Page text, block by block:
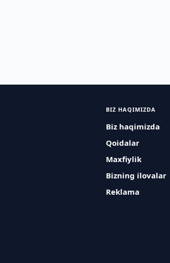
BIZ HAQIMIZDA
Biz haqimizda
Qoidalar
Maxfiylik
Bizning ilovalar
Reklama